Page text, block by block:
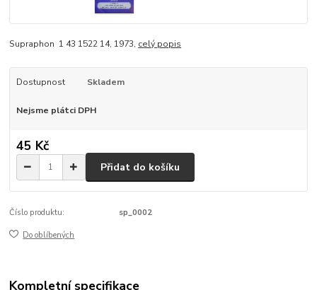
Supraphon 1 43 1522 14, 1973, celý popis
Dostupnost Skladem
Nejsme plátci DPH
45 Kč
Přidat do košíku
Číslo produktu: sp_0002
Do oblíbených
Kompletní specifikace